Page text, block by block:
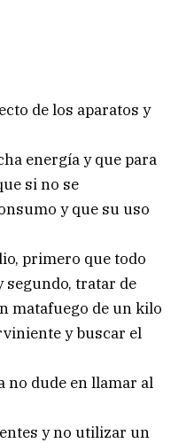
de los aparatos y
energía y que para
si no se
y que su uso
primero que todo
segundo, tratar de
matafuego de un kilo
y buscar el
no dude en llamar al
y no utilizar un